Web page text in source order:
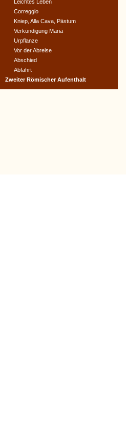
Leichtes Leben
Correggio
Kniep, Alla Cava, Pästum
Verkündigung Mariä
Urpflanze
Vor der Abreise
Abschied
Abfahrt
Zweiter Römischer Aufenthalt